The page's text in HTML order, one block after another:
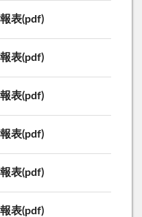
表(pdf)
表(pdf)
表(pdf)
表(pdf)
表(pdf)
表(pdf)